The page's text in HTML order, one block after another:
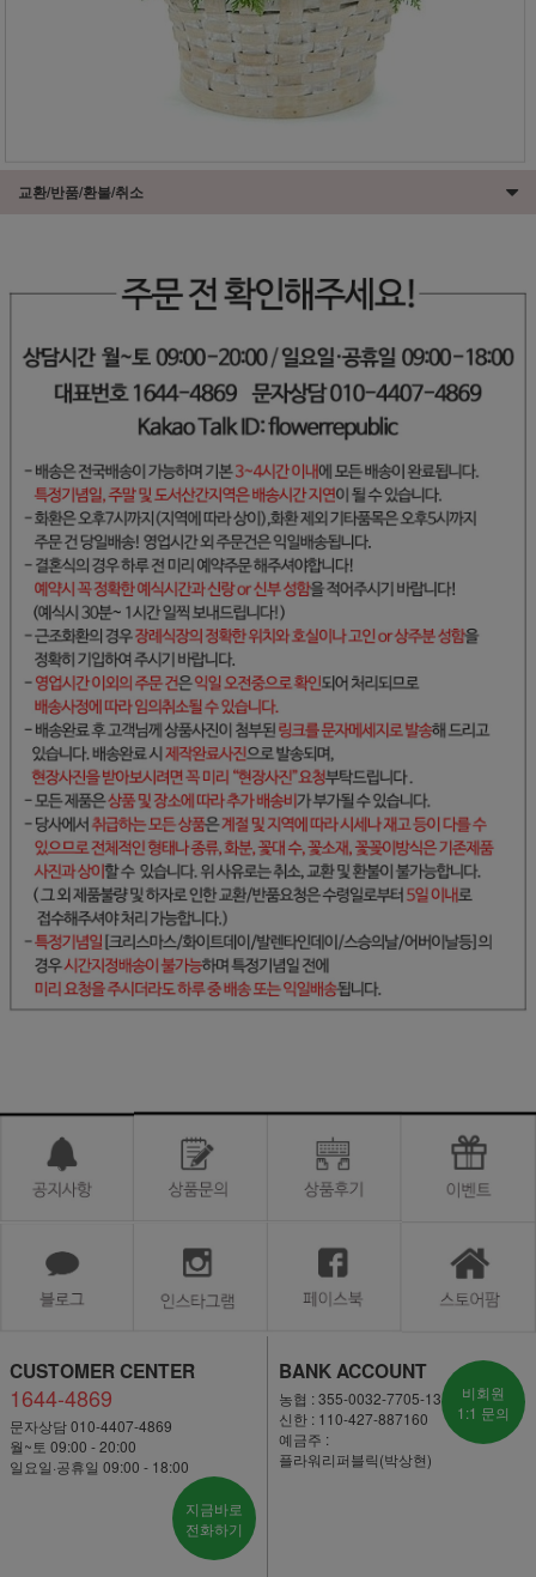
교환/반품/환불/취소
CUSTOMER CENTER
1644-4869
문자상담 010-4407-4869
월~토 09:00 - 20:00
일요일·공휴일 09:00 - 18:00
지금바로
전화하기
BANK ACCOUNT
농협 : 355-0032-7705-13
신한 : 110-427-887160
예금주 :
플라워리퍼블릭(박상현)
비회원
1:1 문의